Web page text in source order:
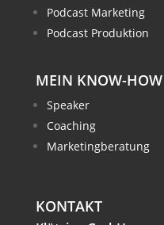
Podcast Marketing
Podcast Produktion
MEIN KNOW-HOW
Speaker
Coaching
Marketingberatung
KONTAKT